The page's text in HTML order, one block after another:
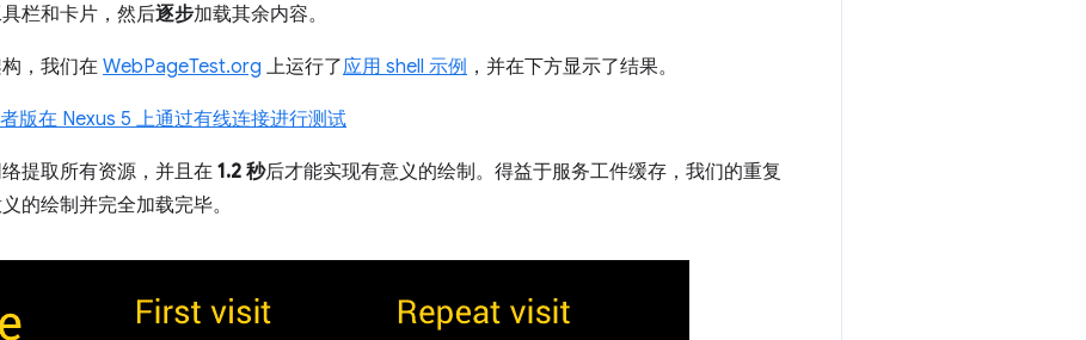
栏和卡片，然后逐步加载其余内容。
，我们在 WebPageTest.org 上运行了应用 shell 示例 ，并在下方显示了结果。
版在 Nexus 5 上通过有线连接进行测试
提取所有资源，并且在 1.2 秒后才能实现有意义的绘制。得益于服务工件缓存，我们的重复
的绘制并完全加载完毕。